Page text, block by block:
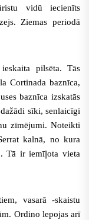
vidū iecienīts
Ziemas periodā
pilsēta. Tās
Cortinada baznīca,
baznīca izskatās
sīki, senlaicīgi
zīmējumi. Noteikti
kalnā, no kura
Tā ir iemīļota vieta
vasarā -skaistu
Ordino lepojas arī